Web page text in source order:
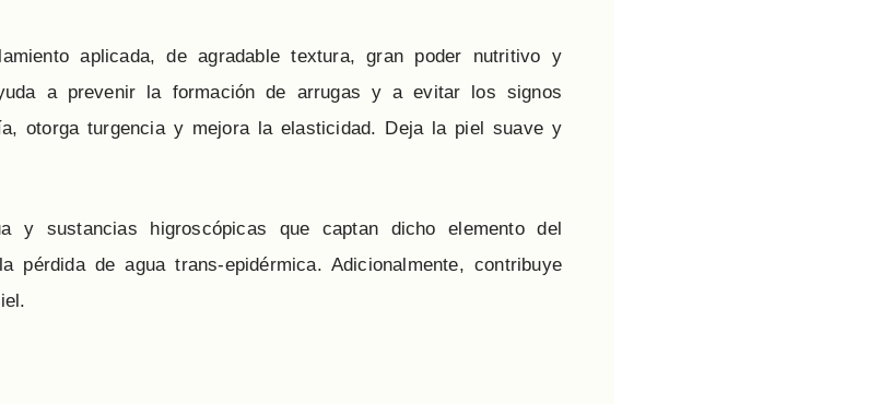
aplicada, de agradable textura, gran poder nutritivo y
a prevenir la formación de arrugas y a evitar los signos
otorga turgencia y mejora la elasticidad. Deja la piel suave y
y sustancias higroscópicas que captan dicho elemento del
pérdida de agua trans-epidérmica. Adicionalmente, contribuye